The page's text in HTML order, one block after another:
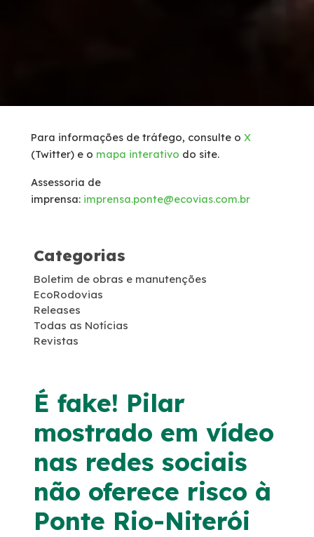
Links Úteis
Carta ao Usuário
Notícias
Sustentabilidade
Projetos Socioambientais
Compromisso de Regularização Ambiental
Compromisso Ambiental
Para informações de tráfego, consulte o X
(Twitter) e o mapa interativo do site.
Assessoria de
imprensa: imprensa.ponte@ecovias.com.br
Categorias
Boletim de obras e manutenções
EcoRodovias
Releases
Todas as Notícias
Revistas
É fake! Pilar
mostrado em vídeo
nas redes sociais
não oferece risco à
Ponte Rio-Niterói